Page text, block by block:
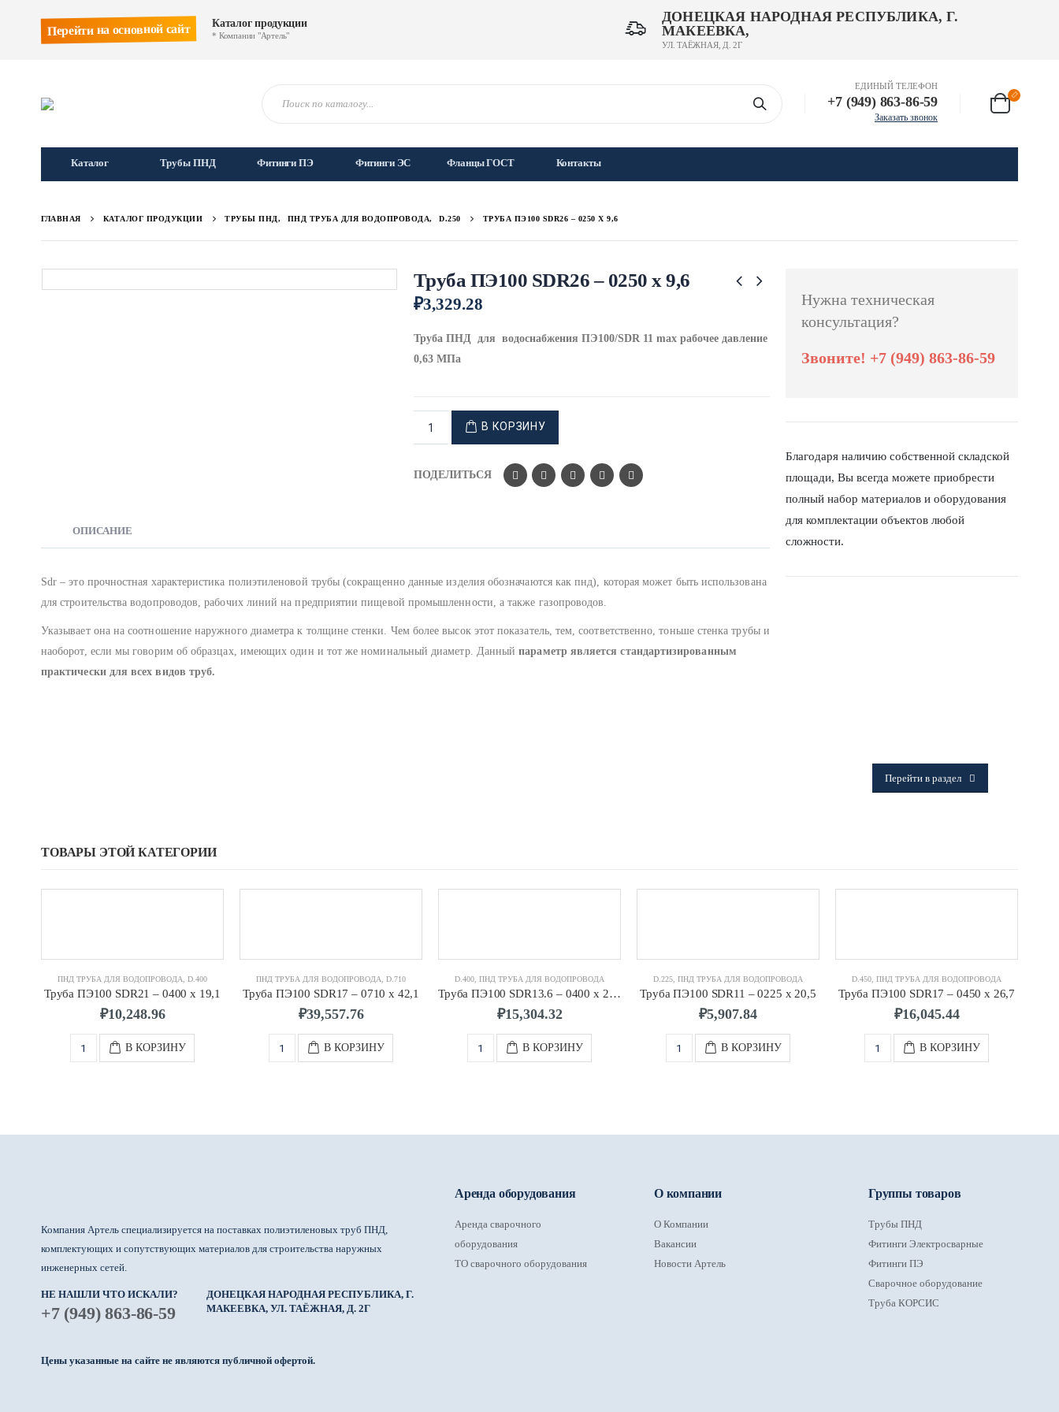
ДОНЕЦКАЯ НАРОДНАЯ РЕСПУБЛИКА, Г.
МАКЕЕВКА,
УЛ. ТАЁЖНАЯ, Д. 2Г
Перейти на основной сайт Каталог продукции
* Компании "Артель"
ЕДИНЫЙ ТЕЛЕФОН
+7 (949) 863-86-59
Заказать звонок
Каталог Трубы ПНД Фитинги ПЭ Фитинги ЭС Фланцы ГОСТ Контакты
ГЛАВНАЯ КАТАЛОГ ПРОДУКЦИИ ТРУБЫ ПНД, ПНД ТРУБА ДЛЯ ВОДОПРОВОДА, D.250 ТРУБА ПЭ100 SDR26 – 0250 Х 9,6
Труба ПЭ100 SDR26 – 0250 х 9,6
₽3,329.28
Труба ПНД для водоснабжения ПЭ100/SDR 11 max рабочее давление
0,63 МПа
В КОРЗИНУ
ПОДЕЛИТЬСЯ
ОПИСАНИЕ
Sdr – это прочностная характеристика полиэтиленовой трубы (сокращенно данные изделия обозначаются как пнд), которая может быть использована
для строительства водопроводов, рабочих линий на предприятии пищевой промышленности, а также газопроводов.
Указывает она на соотношение наружного диаметра к толщине стенки. Чем более высок этот показатель, тем, соответственно, тоньше стенка трубы и
наоборот, если мы говорим об образцах, имеющих один и тот же номинальный диаметр. Данныйпараметр является стандартизированным
практически для всех видов труб.
Нужна техническая
консультация?
Звоните! +7 (949) 863-86-59
Благодаря наличию собственной складской
площади, Вы всегда можете приобрести
полный набор материалов и оборудования
для комплектации объектов любой
сложности.
Перейти в раздел
ТОВАРЫ ЭТОЙ КАТЕГОРИИ
ПНД ТРУБА ДЛЯ ВОДОПРОВОДА D.400
Труба ПЭ100 SDR21 – 0400 х 19,1
₽10,248.96
В КОРЗИНУ
ПНД ТРУБА ДЛЯ ВОДОПРОВОДА D.710
Труба ПЭ100 SDR17 – 0710 х 42,1
₽39,557.76
В КОРЗИНУ
D.400 ПНД ТРУБА ДЛЯ ВОДОПРОВОДА
Труба ПЭ100 SDR13.6 – 0400 х 29,4
₽15,304.32
В КОРЗИНУ
D.225 ПНД ТРУБА ДЛЯ ВОДОПРОВОДА
Труба ПЭ100 SDR11 – 0225 х 20,5
₽5,907.84
В КОРЗИНУ
D.450 ПНД ТРУБА ДЛЯ ВОДОПРОВОДА
Труба ПЭ100 SDR17 – 0450 х 26,7
₽16,045.44
В КОРЗИНУ
Компания Артель специализируется на поставках полиэтиленовых труб ПНД,
комплектующих и сопутствующих материалов для строительства наружных
инженерных сетей.
НЕ НАШЛИ ЧТО ИСКАЛИ?
+7 (949) 863-86-59
ДОНЕЦКАЯ НАРОДНАЯ РЕСПУБЛИКА, Г.
МАКЕЕВКА, УЛ. ТАЁЖНАЯ, Д. 2Г
Цены указанные на сайте не являются публичной офертой.
Аренда оборудования
Аренда сварочного
оборудования
ТО сварочного оборудования
О компании
О Компании
Вакансии
Новости Артель
Группы товаров
Трубы ПНД
Фитинги Электросварные
Фитинги ПЭ
Сварочное оборудование
Труба КОРСИС